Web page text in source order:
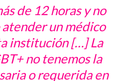
de 12 horas y no
un médico
institución […] La
no tenemos la
o requerida en